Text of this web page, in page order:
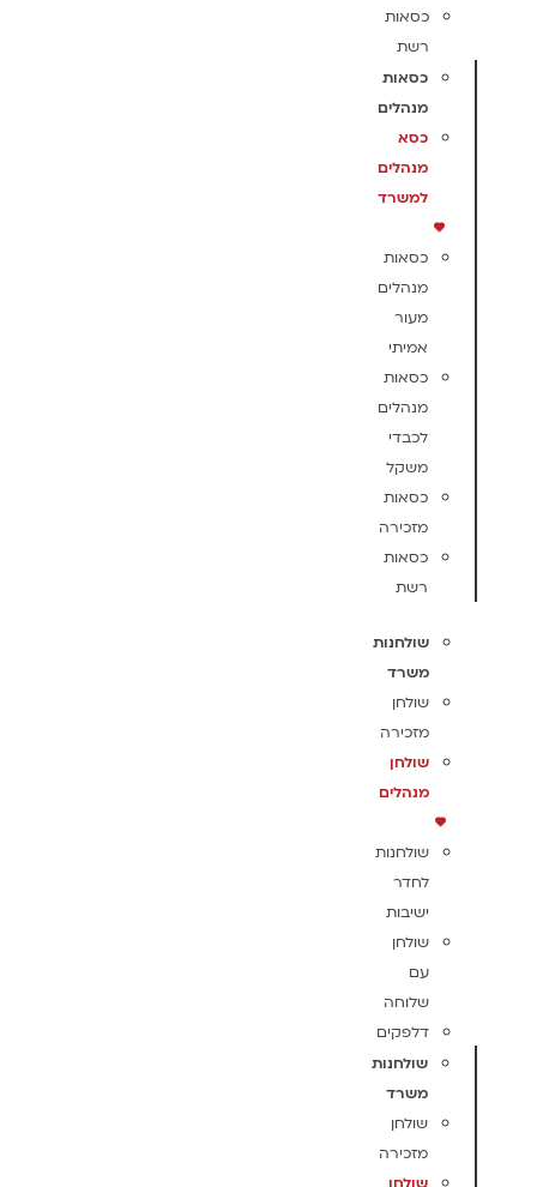
כסאות
רשת
כסאות
מנהלים
כסא
מנהלים
למשרד
כסאות
מנהלים
מעור
אמיתי
כסאות
מנהלים
לכבדי
משקל
כסאות
מזכירה
כסאות
רשת
שולחנות
משרד
שולחן
מזכירה
שולחן
מנהלים
שולחנות
לחדר
ישיבות
שולחן
עם
שלוחה
דלפקים
שולחנות
משרד
שולחן
מזכירה